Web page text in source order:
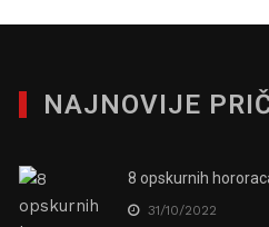
NAJNOVIJE
8 opskurnih
31/10/2022